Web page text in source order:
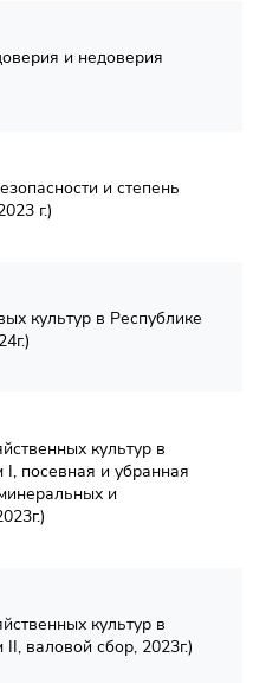
и недоверия
и степень
г.)
культур в Республике
культур в
I, посевная и убранная
и
культур в
валовой сбор, 2023г.)